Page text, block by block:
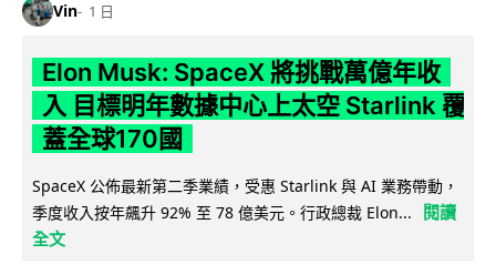
Vin 1 日
Elon Musk: SpaceX 將挑戰萬億年收
入 目標明年數據中心上太空 Starlink 覆
蓋全球170國
SpaceX 公佈最新第二季業績，受惠 Starlink 與 AI 業務帶動，
季度收入按年飆升 92% 至 78 億美元。行政總裁 Elon...
閱讀
全文